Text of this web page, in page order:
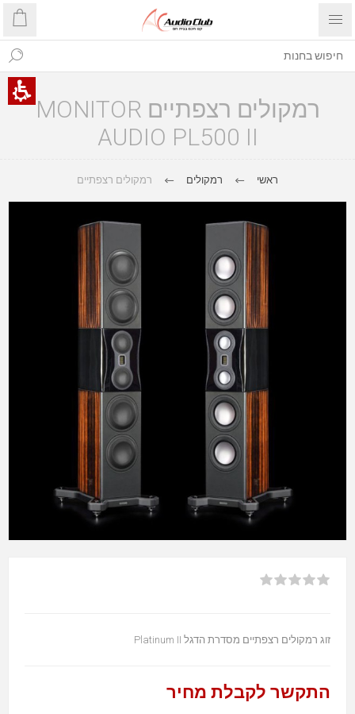
רמקולים רצפתיים MONITOR
AUDIO PL500 II
ראשי רמקולים רמקולים רצפתיים
זוג רמקולים רצפתיים מסדרת הדגל Platinum II
התקשר לקבלת מחיר